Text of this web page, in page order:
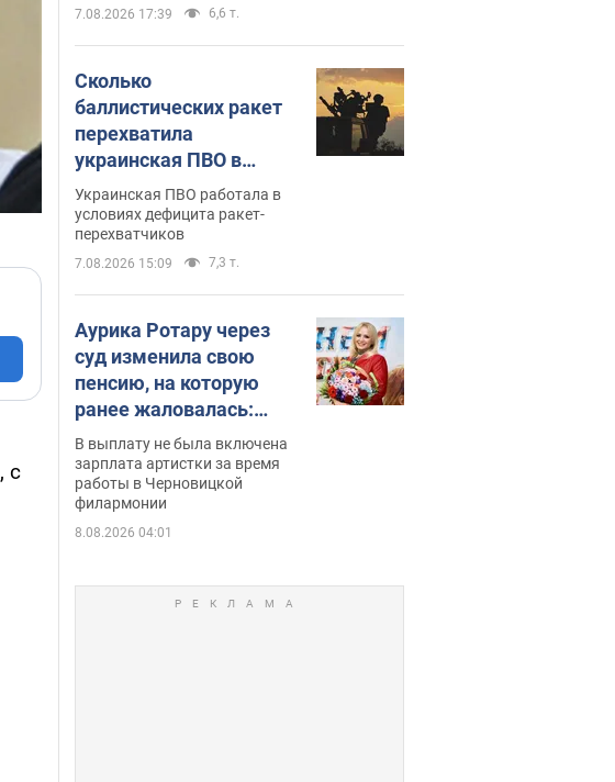
, с
7.08.2026 17:39 6,6 т.
Сколько
баллистических ракет
перехватила
украинская ПВО в
июле: в Минобороны
назвали цифру
Украинская ПВО работала в
условиях дефицита ракет-
перехватчиков
7.08.2026 15:09 7,3 т.
Аурика Ротару через
суд изменила свою
пенсию, на которую
ранее жаловалась:
сколько получала
певица
В выплату не была включена
зарплата артистки за время
работы в Черновицкой
филармонии
8.08.2026 04:01